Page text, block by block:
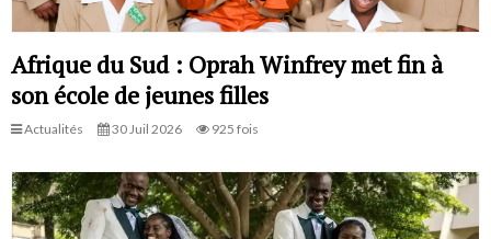
Afrique du Sud : Oprah Winfrey met fin à
son école de jeunes filles
Actualités 30 Juil 2026 925 fois